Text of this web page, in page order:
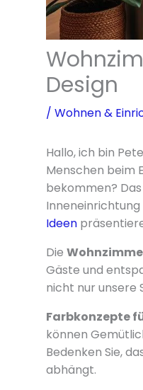
Design
/ Wohnen &
Hallo, ich bin
Menschen beim
bekommen?
Ideen
Die
Gäste und
nicht nur unsere
Farbkonzepte
können
Bedenken Sie,
abhängt.